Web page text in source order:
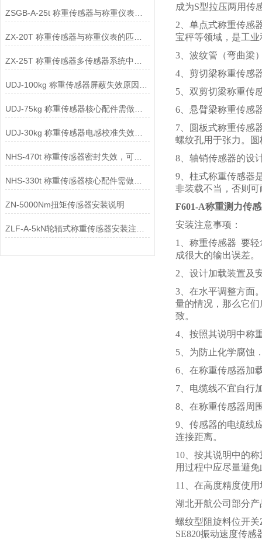
UDJ-75kg 称重传感器核心配件需做哪些高粘度流体防护改造？
NHS-470t 称重传感器密封失效，可能原因及解决方法是什么？
NHS-330t 称重传感器核心配件需做哪些高海拔紫外线防护改造？
ZN-5000Nm扭矩传感器安装说明
成为S型拉压两用传
2、单点式称重传感
宝秤等领域，是工
3、波纹管（弯曲梁
4、剪切梁称重传感
5、双剪切梁称重传
6、悬臂梁称重传感
7、圆板式称重传感
螺纹孔用于张力。
8、轴销传感器的设
9、柱式称重传感器
非装载不当，否则
F601-A称重测力传
安装注意事项：
1、称重传感器 要
成很大的输出误差。
2、设计加载装置及
3、在水平调整方面
量的情况，那么它
致。
4、按照其说明中称
5、为防止化学腐蚀
6、在称重传感器加
7、电缆线不宜自行
8、在称重传感器周
9、传感器的电缆线
连接距离。
10、按其说明中的
用过程中应尽量避
11、在高度精度使
湖北开航公司部分产
螺纹型阻旋料位开
SE820振动速度传感